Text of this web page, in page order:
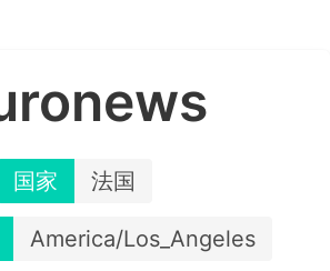
国家 法国
America/Los_Angeles